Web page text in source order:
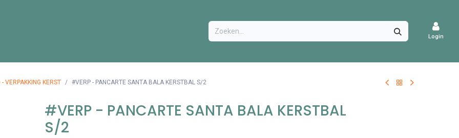
VACATURES
Login
- VERPAKKING KERST #VERP - PANCARTE SANTA BALA KERSTBAL S/2
#VERP - PANCARTE SANTA BALA KERSTBAL
S/2